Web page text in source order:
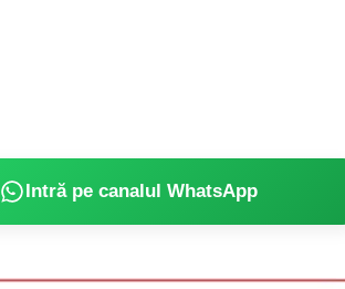
Intră pe canalul WhatsApp